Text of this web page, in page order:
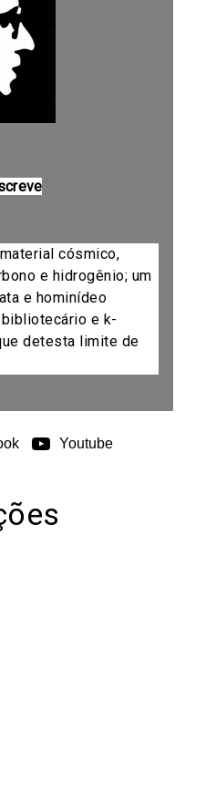
cósmico,
e hidrogênio; um
e hominídeo
e k-
detesta limite de
Youtube